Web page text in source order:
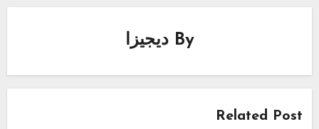
By دیجیزا
Related Post